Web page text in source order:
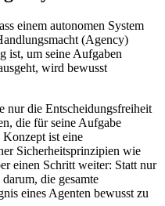
einem autonomen System
(Agency)
ist, um seine Aufgaben
wird bewusst
nur die Entscheidungsfreiheit
die für seine Aufgabe
ist eine
Sicherheitsprinzipien wie
einen Schritt weiter: Statt nur
die gesamte
eines Agenten bewusst zu